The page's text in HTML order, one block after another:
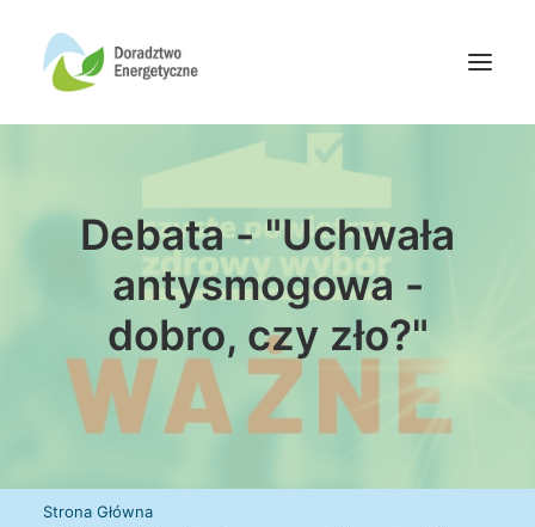
Aktualności
Oferta finansowania
Media
Kontakt
Wyszukiwanie
Debata - "Uchwała
antysmogowa -
dobro, czy zło?"
Strona Główna